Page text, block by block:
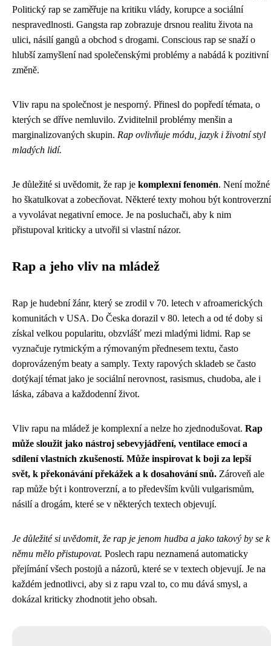
Politický rap se zaměřuje na kritiku vlády, korupce a sociální
nespravedlnosti. Gangsta rap zobrazuje drsnou realitu života na
ulici, násilí gangů a obchod s drogami. Conscious rap se snaží o
hlubší zamyšlení nad společenskými problémy a nabádá k pozitivní
změně.
Vliv rapu na společnost je nesporný. Přinesl do popředí témata, o
kterých se dříve nemluvilo. Zviditelnil problémy menšin a
marginalizovaných skupin. Rap ovlivňuje módu, jazyk i životní styl
mladých lidí.
Je důležité si uvědomit, že rap je komplexní fenomén. Není možné
ho škatulkovat a zobecňovat. Některé texty mohou být kontroverzní
a vyvolávat negativní emoce. Je na posluchači, aby k nim
přistupoval kriticky a utvořil si vlastní názor.
Rap a jeho vliv na mládež
Rap je hudební žánr, který se zrodil v 70. letech v afroamerických
komunitách v USA. Do Česka dorazil v 80. letech a od té doby si
získal velkou popularitu, obzvlášť mezi mladými lidmi. Rap se
vyznačuje rytmickým a rýmovaným přednesem textu, často
doprovázeným beaty a samply. Texty rapových skladeb se často
dotýkají témat jako je sociální nerovnost, rasismus, chudoba, ale i
láska, zábava a každodenní život.
Vliv rapu na mládež je komplexní a nelze ho zjednodušovat. Rap
může sloužit jako nástroj sebevyjádření, ventilace emocí a
sdílení vlastních zkušeností. Může inspirovat k boji za lepší
svět, k překonávání překážek a k dosahování snů. Zároveň ale
rap může být i kontroverzní, a to především kvůli vulgarismům,
násilí a drogám, které se v některých textech objevují.
Je důležité si uvědomit, že rap je jenom hudba a jako takový by se k
němu mělo přistupovat. Poslech rapu neznamená automaticky
přejímání všech postojů a názorů, které se v textech objevují. Je na
každém jednotlivci, aby si z rapu vzal to, co mu dává smysl, a
dokázal kriticky zhodnotit jeho obsah.